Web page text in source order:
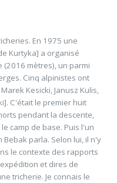
En 1975 une
Kurtyka] a organisé
(2016 mètres), un parmi
Cinq alpinistes ont
Kesicki, Janusz Kulis,
C'était le premier huit
pendant la descente,
camp de base. Puis l'un
parla. Selon lui, il n'y
le contexte des rapports
et dires de
tricherie. Je connais le